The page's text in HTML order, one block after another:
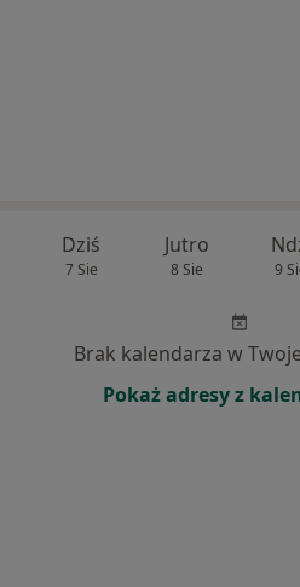
Dziś
7 Sie
Jutro
8 Sie 9
Brak kalendarza w
Pokaż adresy z